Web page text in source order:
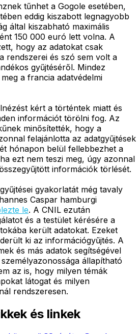
tűnhet a Gogole esetében,
eddig kiszabott legnagyobb
által kiszabható maximális
150 000 euró lett volna. A
hogy az adatokat csak
rendszerei és szó sem volt a
gyűjtéséről. Mindez
a francia adatvédelmi
kért a történtek miatt és
információt törölni fog. Az
minősítették, hogy a
felajánlotta az adatgyűjtések
hónapon belül fellebbezhet a
ezt nem teszi meg, úgy azonnal
információk törlését.
gyakorlatát még tavaly
Caspar hamburgi
le. A CNIL ezután
és a testület kérésére a
került adatokat. Ezeket
ki az információgyűjtés. A
és más adatok segítségével
állapítható
az is, hogy milyen témák
látogat és milyen
rendszeresen.
és linkek